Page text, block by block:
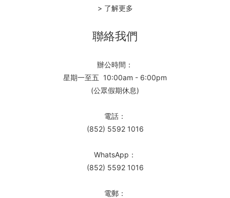
> 了解更多
聯絡我們
辦公時間：
星期一至五 10:00am - 6:00pm
(公眾假期休息)
電話：
(852) 5592 1016
WhatsApp：
(852) 5592 1016
電郵：